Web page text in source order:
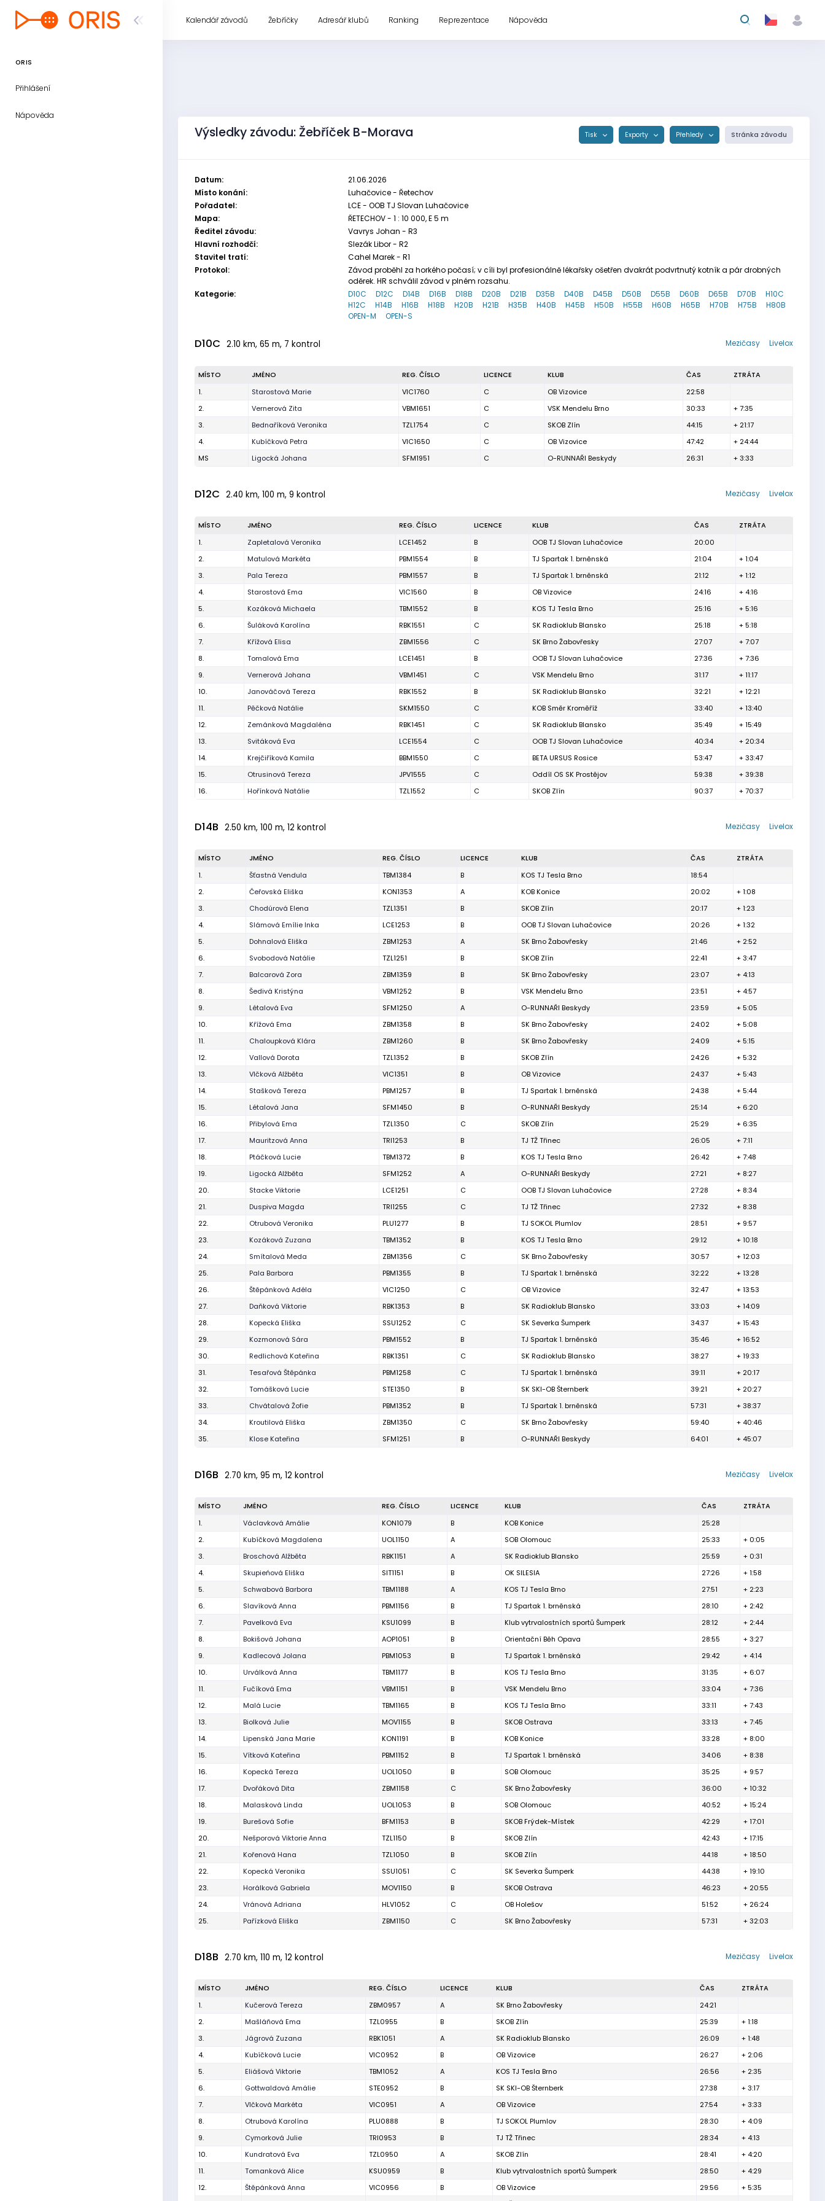
ORIS
Přihlášení
Nápověda
Kalendář závodů Žebříčky Adresář klubů Ranking Reprezentace Nápověda
Výsledky závodu: Žebříček B-Morava Tisk Exporty Přehledy Stránka závodu
Datum:
21.06.2026
Místo konání:
Luhačovice - Řetechov
Pořadatel:
LCE - OOB TJ Slovan Luhačovice
Mapa:
ŘETECHOV - 1 : 10 000, E 5 m
Ředitel závodu:
Vavrys Johan - R3
Hlavní rozhodčí:
Slezák Libor - R2
Stavitel tratí:
Cahel Marek - R1
Protokol:
Závod proběhl za horkého počasí; v cíli byl profesionálně lékařsky ošetřen dvakrát podvrtnutý kotník a pár drobných
oděrek. HR schválil závod v plném rozsahu.
Kategorie:
D10C D12C D14B D16B D18B D20B D21B D35B D40B D45B D50B D55B D60B D65B D70B
H10C
H12C
H14B H16B H18B H20B H21B H35B H40B H45B H50B H55B H60B H65B H70B H75B
H80B
OPEN-M
OPEN-S
D10C 2.10 km, 65 m, 7 kontrol Livelox
Mezičasy
MÍSTO JMÉNO REG. ČÍSLO LICENCE KLUB ČAS
ZTRÁTA
1.
Starostová Marie VIC1760 C OB Vizovice
22:58
2.
Vernerová Zita VBM1651 C VSK Mendelu Brno 30:33
+ 7:35
3.
Bednaříková Veronika TZL1754 C SKOB Zlín 44:15
+ 21:17
4.
Kubíčková Petra VIC1650 C OB Vizovice 47:42
+ 24:44
MS
Ligocká Johana SFM1951 C O-RUNNAŘI Beskydy 26:31 + 3:33
D12C 2.40 km, 100 m, 9 kontrol Livelox
Mezičasy
MÍSTO JMÉNO REG. ČÍSLO LICENCE KLUB ČAS
ZTRÁTA
1.
Zapletalová Veronika LCE1452 B OOB TJ Slovan Luhačovice
20:00
2.
Matulová Markéta PBM1554 B TJ Spartak 1. brněnská 21:04
+ 1:04
3.
Pala Tereza PBM1557 B TJ Spartak 1. brněnská 21:12
+ 1:12
4.
Starostová Ema VIC1560 B OB Vizovice 24:16
+ 4:16
5.
Kozáková Michaela TBM1552 B KOS TJ Tesla Brno 25:16
+ 5:16
6.
Šuláková Karolína RBK1551 C SK Radioklub Blansko 25:18
+ 5:18
7.
Křížová Elisa ZBM1556 C SK Brno Žabovřesky 27:07
+ 7:07
8.
Tomalová Ema LCE1451 B OOB TJ Slovan Luhačovice 27:36
+ 7:36
9.
Vernerová Johana VBM1451 C VSK Mendelu Brno 31:17
+ 11:17
10.
Janováčová Tereza RBK1552 B SK Radioklub Blansko 32:21
+ 12:21
11.
Pěčková Natálie SKM1550 C KOB Směr Kroměříž 33:40
+ 13:40
12.
Zemánková Magdaléna RBK1451 C SK Radioklub Blansko 35:49
+ 15:49
13.
Svitáková Eva LCE1554 C OOB TJ Slovan Luhačovice 40:34
+ 20:34
14.
Krejčiříková Kamila BBM1550 C BETA URSUS Rosice 53:47
+ 33:47
15.
Otrusinová Tereza JPV1555 C Oddíl OS SK Prostějov 59:38
+ 39:38
16.
Hořínková Natálie TZL1552 C SKOB Zlín 90:37 + 70:37
D14B 2.50 km, 100 m, 12 kontrol Livelox
Mezičasy
MÍSTO JMÉNO REG. ČÍSLO LICENCE KLUB ČAS
ZTRÁTA
1.
Šťastná Vendula TBM1384 B KOS TJ Tesla Brno
18:54
2.
Čeřovská Eliška KON1353 A KOB Konice 20:02
+ 1:08
3.
Chodúrová Elena TZL1351 B SKOB Zlín 20:17
+ 1:23
4.
Slámová Emílie Inka LCE1253 B OOB TJ Slovan Luhačovice 20:26
+ 1:32
5.
Dohnalová Eliška ZBM1253 A SK Brno Žabovřesky 21:46
+ 2:52
6.
Svobodová Natálie TZL1251 B SKOB Zlín 22:41
+ 3:47
7.
Balcarová Zora ZBM1359 B SK Brno Žabovřesky 23:07
+ 4:13
8.
Šedivá Kristýna VBM1252 B VSK Mendelu Brno 23:51
+ 4:57
9.
Létalová Eva SFM1250 A O-RUNNAŘI Beskydy 23:59
+ 5:05
10.
Křížová Ema ZBM1358 B SK Brno Žabovřesky 24:02
+ 5:08
11.
Chaloupková Klára ZBM1260 B SK Brno Žabovřesky 24:09
+ 5:15
12.
Vallová Dorota TZL1352 B SKOB Zlín 24:26
+ 5:32
13.
Vlčková Alžběta VIC1351 B OB Vizovice 24:37
+ 5:43
14.
Stašková Tereza PBM1257 B TJ Spartak 1. brněnská 24:38
+ 5:44
15.
Létalová Jana SFM1450 B O-RUNNAŘI Beskydy 25:14
+ 6:20
16.
Přibylová Ema TZL1350 C SKOB Zlín 25:29
+ 6:35
17.
Mauritzová Anna TRI1253 B TJ TŽ Třinec 26:05
+ 7:11
18.
Ptáčková Lucie TBM1372 B KOS TJ Tesla Brno 26:42
+ 7:48
19.
Ligocká Alžběta SFM1252 A O-RUNNAŘI Beskydy 27:21
+ 8:27
20.
Stacke Viktorie LCE1251 C OOB TJ Slovan Luhačovice 27:28
+ 8:34
21.
Duspiva Magda TRI1255 C TJ TŽ Třinec 27:32
+ 8:38
22.
Otrubová Veronika PLU1277 B TJ SOKOL Plumlov 28:51
+ 9:57
23.
Kozáková Zuzana TBM1352 B KOS TJ Tesla Brno 29:12
+ 10:18
24.
Smítalová Meda ZBM1356 C SK Brno Žabovřesky 30:57
+ 12:03
25.
Pala Barbora PBM1355 B TJ Spartak 1. brněnská 32:22
+ 13:28
26.
Štěpánková Adéla VIC1250 C OB Vizovice 32:47
+ 13:53
27.
Daňková Viktorie RBK1353 B SK Radioklub Blansko 33:03
+ 14:09
28.
Kopecká Eliška SSU1252 C SK Severka Šumperk 34:37
+ 15:43
29.
Kozmonová Sára PBM1552 B TJ Spartak 1. brněnská 35:46
+ 16:52
30.
Redlichová Kateřina RBK1351 C SK Radioklub Blansko 38:27
+ 19:33
31.
Tesařová Štěpánka PBM1258 C TJ Spartak 1. brněnská 39:11
+ 20:17
32.
Tomášková Lucie STE1350 B SK SKI-OB Šternberk 39:21
+ 20:27
33.
Chvátalová Žofie PBM1352 B TJ Spartak 1. brněnská 57:31
+ 38:37
34.
Kroutilová Eliška ZBM1350 C SK Brno Žabovřesky 59:40
+ 40:46
35.
Klose Kateřina SFM1251 B O-RUNNAŘI Beskydy 64:01 + 45:07
D16B 2.70 km, 95 m, 12 kontrol Livelox
Mezičasy
MÍSTO JMÉNO REG. ČÍSLO LICENCE KLUB ČAS
ZTRÁTA
1.
Václavková Amálie KON1079 B KOB Konice
25:28
2.
Kubíčková Magdalena UOL1150 A SOB Olomouc 25:33
+ 0:05
3.
Broschová Alžběta RBK1151 A SK Radioklub Blansko 25:59
+ 0:31
4.
Skupieńová Eliška SIT1151 B OK SILESIA 27:26
+ 1:58
5.
Schwabová Barbora TBM1188 A KOS TJ Tesla Brno 27:51
+ 2:23
6.
Slavíková Anna PBM1156 B TJ Spartak 1. brněnská 28:10
+ 2:42
7.
Pavelková Eva KSU1099 B Klub vytrvalostních sportů Šumperk 28:12
+ 2:44
8.
Bokišová Johana AOP1051 B Orientační Běh Opava 28:55
+ 3:27
9.
Kadlecová Jolana PBM1053 B TJ Spartak 1. brněnská 29:42
+ 4:14
10.
Urválková Anna TBM1177 B KOS TJ Tesla Brno 31:35
+ 6:07
11.
Fučíková Ema VBM1151 B VSK Mendelu Brno 33:04
+ 7:36
12.
Malá Lucie TBM1165 B KOS TJ Tesla Brno 33:11
+ 7:43
13.
Biolková Julie MOV1155 B SKOB Ostrava 33:13
+ 7:45
14.
Lipenská Jana Marie KON1191 B KOB Konice 33:28
+ 8:00
15.
Vítková Kateřina PBM1152 B TJ Spartak 1. brněnská 34:06
+ 8:38
16.
Kopecká Tereza UOL1050 B SOB Olomouc 35:25
+ 9:57
17.
Dvořáková Dita ZBM1158 C SK Brno Žabovřesky 36:00
+ 10:32
18.
Malasková Linda UOL1053 B SOB Olomouc 40:52
+ 15:24
19.
Burešová Sofie BFM1153 B SKOB Frýdek-Místek 42:29
+ 17:01
20.
Nešporová Viktorie Anna TZL1150 B SKOB Zlín 42:43
+ 17:15
21.
Kořenová Hana TZL1050 B SKOB Zlín 44:18
+ 18:50
22.
Kopecká Veronika SSU1051 C SK Severka Šumperk 44:38
+ 19:10
23.
Horálková Gabriela MOV1150 B SKOB Ostrava 46:23
+ 20:55
24.
Vránová Adriana HLV1052 C OB Holešov 51:52
+ 26:24
25.
Pařízková Eliška ZBM1150 C SK Brno Žabovřesky 57:31 + 32:03
D18B 2.70 km, 110 m, 12 kontrol Livelox
Mezičasy
MÍSTO JMÉNO REG. ČÍSLO LICENCE KLUB ČAS
ZTRÁTA
1.
Kučerová Tereza ZBM0957 A SK Brno Žabovřesky
24:21
2.
Mašláňová Ema TZL0955 B SKOB Zlín 25:39
+ 1:18
3.
Jágrová Zuzana RBK1051 A SK Radioklub Blansko 26:09
+ 1:48
4.
Kubíčková Lucie VIC0952 B OB Vizovice 26:27
+ 2:06
5.
Eliášová Viktorie TBM1052 A KOS TJ Tesla Brno 26:56
+ 2:35
6.
Gottwaldová Amálie STE0952 B SK SKI-OB Šternberk 27:38
+ 3:17
7.
Vlčková Markéta VIC0951 A OB Vizovice 27:54
+ 3:33
8.
Otrubová Karolína PLU0888 B TJ SOKOL Plumlov 28:30
+ 4:09
9.
Cymorková Julie TRI0953 B TJ TŽ Třinec 28:34
+ 4:13
10.
Kundratová Eva TZL0950 A SKOB Zlín 28:41
+ 4:20
11.
Tomanková Alice KSU0959 B Klub vytrvalostních sportů Šumperk 28:50
+ 4:29
12.
Štěpánková Anna VIC0956 B OB Vizovice 29:56
+ 5:35